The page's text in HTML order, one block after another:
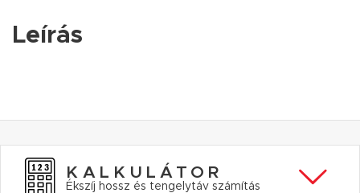
Leírás
KALKULÁTOR
Ékszíj hossz és tengelytáv számítás